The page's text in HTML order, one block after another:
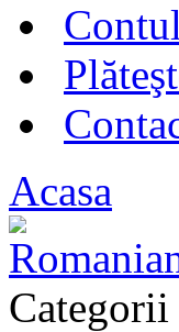
Acasa
Categorii